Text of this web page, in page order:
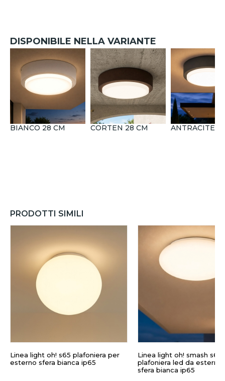
DISPONIBILE NELLA VARIANTE
BIANCO 28 CM CORTEN 28 CM ANTRACITE
PRODOTTI SIMILI
Linea light oh! s65 plafoniera per
esterno sfera bianca ip65
Linea light oh! smash s65
plafoniera led da esterno
sfera bianca ip65